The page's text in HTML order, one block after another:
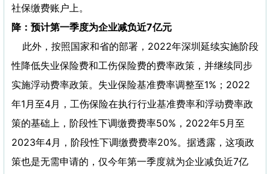
社保缴费账户上。
降：预计第一季度为企业减负近7亿元
此外，按照国家和省的部署，2022年深圳延续实施阶段
性降低失业保险费和工伤保险费的费率政策，并继续同步
实施浮动费率政策。失业保险基准费率调整至1%；2022
年1月至4月，工伤保险在执行行业基准费率和浮动费率政
策的基础上，阶段性下调缴费费率50%，2022年5月至
2023年4月，阶段性下调缴费费率20%。据透露，这项政
策也是无需申请的，仅今年第一季度就为企业减负近7亿